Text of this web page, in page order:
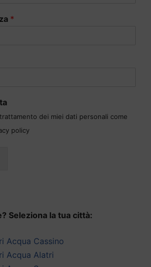
*
dei miei dati personali come
policy
Seleziona la tua città:
Acqua Cassino
Acqua Alatri